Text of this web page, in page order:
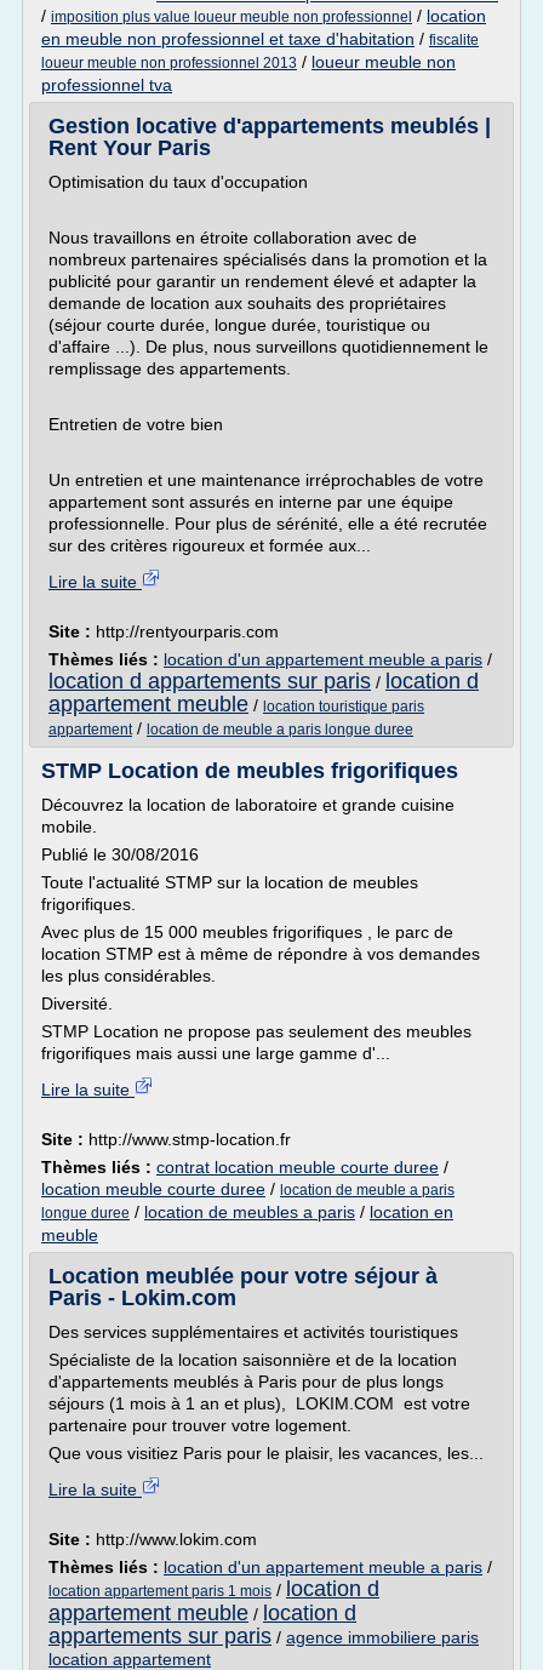
/ imposition plus value loueur meuble non professionnel / location
en meuble non professionnel et taxe d'habitation / fiscalite
loueur meuble non professionnel 2013 / loueur meuble non
professionnel tva
Gestion locative d'appartements meublés |
Rent Your Paris
Optimisation du taux d'occupation
Nous travaillons en étroite collaboration avec de
nombreux partenaires spécialisés dans la promotion et la
publicité pour garantir un rendement élevé et adapter la
demande de location aux souhaits des propriétaires
(séjour courte durée, longue durée, touristique ou
d'affaire ...). De plus, nous surveillons quotidiennement le
remplissage des appartements.
Entretien de votre bien
Un entretien et une maintenance irréprochables de votre
appartement sont assurés en interne par une équipe
professionnelle. Pour plus de sérénité, elle a été recrutée
sur des critères rigoureux et formée aux...
Lire la suite
Site : http://rentyourparis.com
Thèmes liés : location d'un appartement meuble a paris /
location d appartements sur paris / location d
appartement meuble / location touristique paris
appartement/ location de meuble a paris longue duree
STMP Location de meubles frigorifiques
Découvrez la location de laboratoire et grande cuisine
mobile.
Publié le 30/08/2016
Toute l'actualité STMP sur la location de meubles
frigorifiques.
Avec plus de 15 000 meubles frigorifiques , le parc de
location STMP est à même de répondre à vos demandes
les plus considérables.
Diversité.
STMP Location ne propose pas seulement des meubles
frigorifiques mais aussi une large gamme d'...
Lire la suite
Site : http://www.stmp-location.fr
Thèmes liés : contrat location meuble courte duree /
location meuble courte duree / location de meuble a paris
longue duree / location de meubles a paris / location en
meuble
Location meublée pour votre séjour à
Paris - Lokim.com
Des services supplémentaires et activités touristiques
Spécialiste de la location saisonnière et de la location
d'appartements meublés à Paris pour de plus longs
séjours (1 mois à 1 an et plus), LOKIM.COM est votre
partenaire pour trouver votre logement.
Que vous visitiez Paris pour le plaisir, les vacances, les...
Lire la suite
Site : http://www.lokim.com
Thèmes liés : location d'un appartement meuble a paris /
location appartement paris 1 mois / location d
appartement meuble / location d
appartements sur paris / agence immobiliere paris
location appartement